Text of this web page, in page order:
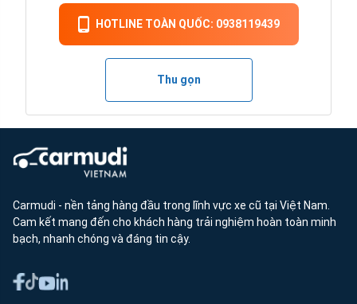
HOTLINE TOÀN QUỐC: 0938119439
Thu gọn
Carmudi - nền tảng hàng đầu trong lĩnh vực xe cũ tại Việt Nam.
Cam kết mang đến cho khách hàng trải nghiệm hoàn toàn minh
bạch, nhanh chóng và đáng tin cậy.